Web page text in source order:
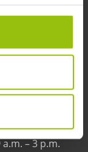
– 3 p.m.